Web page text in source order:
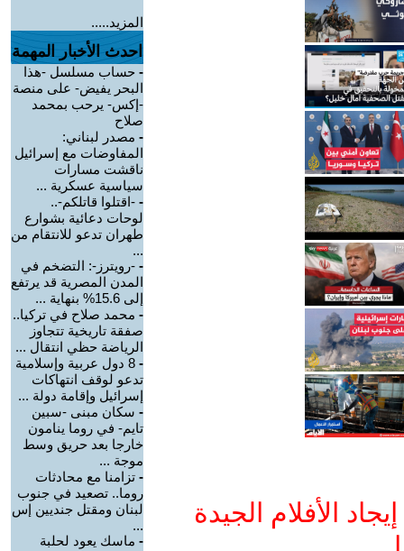
الأفلام الجيدة
المزيد.....
احدث الأخبار المهمة
- حساب مسلسل -هذا
البحر يفيض- على منصة
-إكس- يرحب بمحمد
صلاح
- مصدر لبناني:
المفاوضات مع إسرائيل
ناقشت مسارات
سياسية عسكرية ...
- -اقتلوا قاتلكم-..
لوحات دعائية بشوارع
طهران تدعو للانتقام من
...
- -رويترز-: التضخم في
المدن المصرية قد يرتفع
إلى 15.6% بنهاية ...
- محمد صلاح في تركيا..
صفقة تاريخية تتجاوز
الرياضة حظي انتقال ...
-
8 دول عربية وإسلامية
تدعو لوقف انتهاكات
إسرائيل وإقامة دولة ...
- سكان مبنى -سبين
تايم- في روما ينامون
خارجا بعد حريق وسط
موجة ...
- تزامنا مع محادثات
روما.. تصعيد في جنوب
لبنان ومقتل جنديين إس
...
- ماسك يعود لحلبة